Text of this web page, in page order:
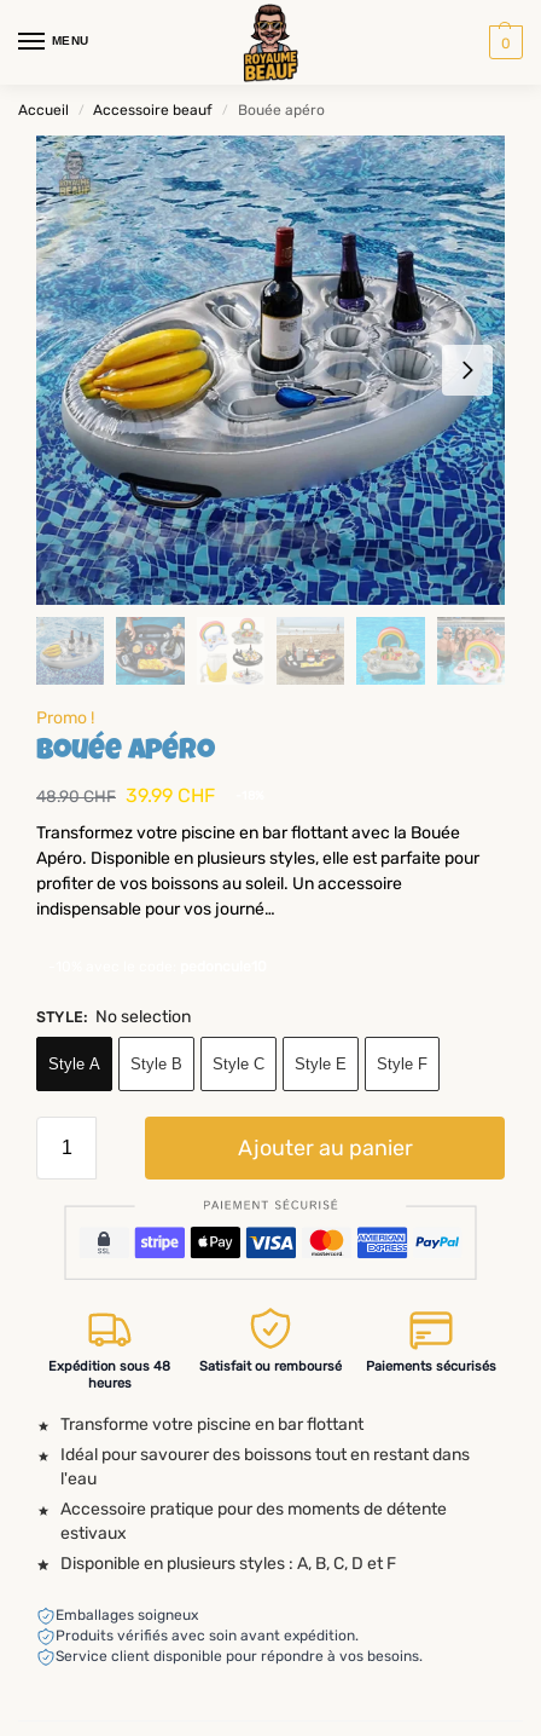
MENU 0
Accueil / Accessoire beauf / Bouée apéro
Promo !
Bouée apéro
48.90CHF 39.99 CHF
Transformez votre piscine en bar flottant avec la Bouée
Apéro. Disponible en plusieurs styles, elle est parfaite pour
profiter de vos boissons au soleil. Un accessoire
indispensable pour vos journé…
STYLE: No selection
Style A Style B Style C Style E Style F
Ajouter au panier
Expédition sous 48
heures
Satisfait ou remboursé Paiements sécurisés
Transforme votre piscine en bar flottant
Idéal pour savourer des boissons tout en restant dans
l'eau
Accessoire pratique pour des moments de détente
estivaux
Disponible en plusieurs styles : A, B, C, D et F
Emballages soigneux
Produits vérifiés avec soin avant expédition.
Service client disponible pour répondre à vos besoins.